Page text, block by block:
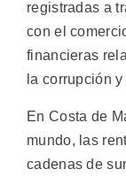
registradas a
con el
financieras
la corrupción
En Costa de
mundo, las
cadenas de